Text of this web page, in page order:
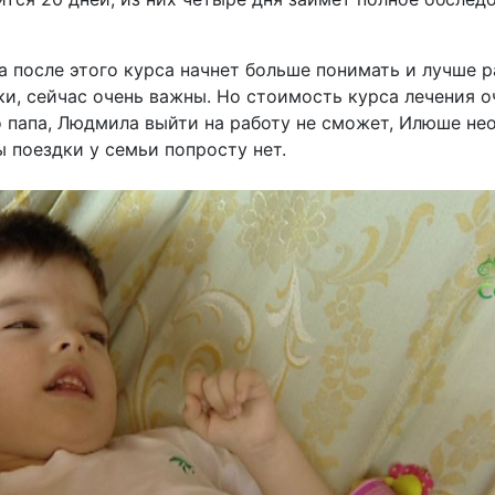
этого курса начнет больше понимать и лучше
сейчас очень важны. Но стоимость курса лечения
папа, Людмила выйти на работу не сможет, Илюше
поездки у семьи попросту нет.